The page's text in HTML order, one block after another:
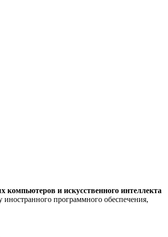
компьютеров и искусственного интеллекта
иностранного программного обеспечения,